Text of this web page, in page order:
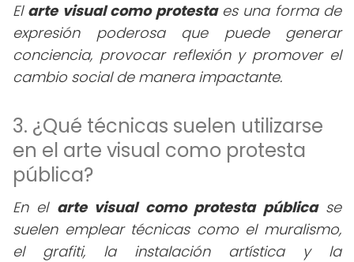
El arte visual como protestaes una forma de
expresión poderosa que puede generar
conciencia, provocar reflexión y promover el
cambio social de manera impactante.
3. ¿Qué técnicas suelen utilizarse
en el arte visual como protesta
pública?
En el arte visual como protesta públicase
suelen emplear técnicas como el muralismo,
el grafiti, la instalación artística y la